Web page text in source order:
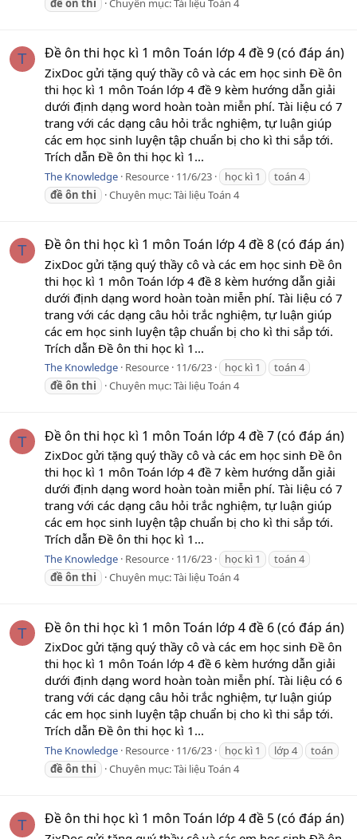
đề ôn thi Chuyên mục:Tài liệu Toán 4
T Đề ôn thi học kì 1 môn Toán lớp 4 đề 9 (có đáp án)
ZixDoc gửi tặng quý thầy cô và các em học sinh Đề ôn
thi học kì 1 môn Toán lớp 4 đề 9 kèm hướng dẫn giải
dưới định dạng word hoàn toàn miễn phí. Tài liệu có 7
trang với các dạng câu hỏi trắc nghiệm, tự luận giúp
các em học sinh luyện tập chuẩn bị cho kì thi sắp tới.
Trích dẫn Đề ôn thi học kì 1...
The Knowledge Resource 11/6/23 học kì 1
toán 4
đề ôn thi Chuyên mục:Tài liệu Toán 4
T Đề ôn thi học kì 1 môn Toán lớp 4 đề 8 (có đáp án)
ZixDoc gửi tặng quý thầy cô và các em học sinh Đề ôn
thi học kì 1 môn Toán lớp 4 đề 8 kèm hướng dẫn giải
dưới định dạng word hoàn toàn miễn phí. Tài liệu có 7
trang với các dạng câu hỏi trắc nghiệm, tự luận giúp
các em học sinh luyện tập chuẩn bị cho kì thi sắp tới.
Trích dẫn Đề ôn thi học kì 1...
The Knowledge Resource 11/6/23 học kì 1
toán 4
đề ôn thi Chuyên mục:Tài liệu Toán 4
T Đề ôn thi học kì 1 môn Toán lớp 4 đề 7 (có đáp án)
ZixDoc gửi tặng quý thầy cô và các em học sinh Đề ôn
thi học kì 1 môn Toán lớp 4 đề 7 kèm hướng dẫn giải
dưới định dạng word hoàn toàn miễn phí. Tài liệu có 7
trang với các dạng câu hỏi trắc nghiệm, tự luận giúp
các em học sinh luyện tập chuẩn bị cho kì thi sắp tới.
Trích dẫn Đề ôn thi học kì 1...
The Knowledge Resource 11/6/23 học kì 1
toán 4
đề ôn thi Chuyên mục:Tài liệu Toán 4
T Đề ôn thi học kì 1 môn Toán lớp 4 đề 6 (có đáp án)
ZixDoc gửi tặng quý thầy cô và các em học sinh Đề ôn
thi học kì 1 môn Toán lớp 4 đề 6 kèm hướng dẫn giải
dưới định dạng word hoàn toàn miễn phí. Tài liệu có 6
trang với các dạng câu hỏi trắc nghiệm, tự luận giúp
các em học sinh luyện tập chuẩn bị cho kì thi sắp tới.
Trích dẫn Đề ôn thi học kì 1...
The Knowledge Resource 11/6/23 học kì 1 lớp 4
toán
đề ôn thi Chuyên mục:Tài liệu Toán 4
T Đề ôn thi học kì 1 môn Toán lớp 4 đề 5 (có đáp án)